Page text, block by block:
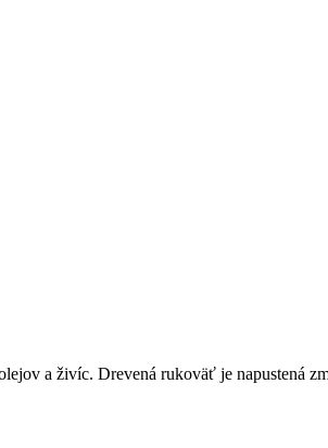
a živíc. Drevená rukoväť je napustená